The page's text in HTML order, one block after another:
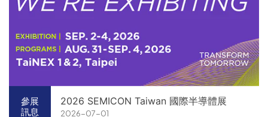
參展
訊息
2026 SEMICON Taiwan 國際半導體展
2026-07-01